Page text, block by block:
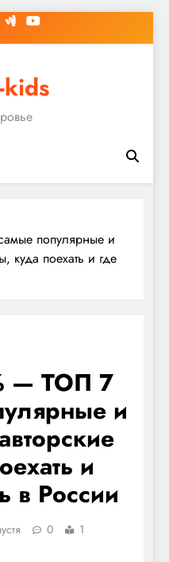
популярные и
куда поехать и где
— ТОП 7
и
и
в России
0
1